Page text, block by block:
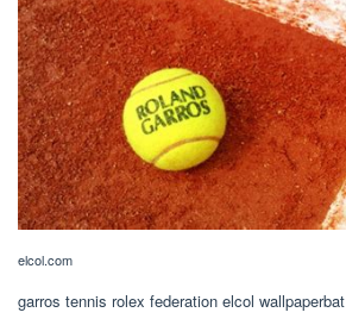
elcol.com
garros tennis rolex federation elcol wallpaperbat